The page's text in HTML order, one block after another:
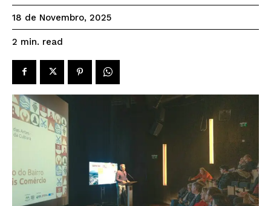
18 de Novembro, 2025
2 min. read